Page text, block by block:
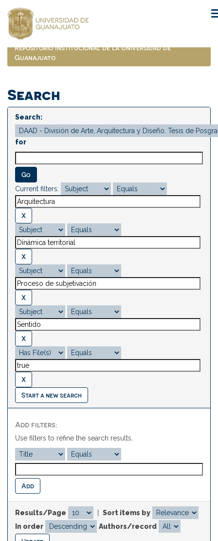
navigation
Repositorio Institucional de la Universidad de
Guanajuato
Search
Search:
for
Current filters:
Start a new search
Add filters:
Use filters to refine the search results.
Results/Page
Sort items by
In order
Authors/record